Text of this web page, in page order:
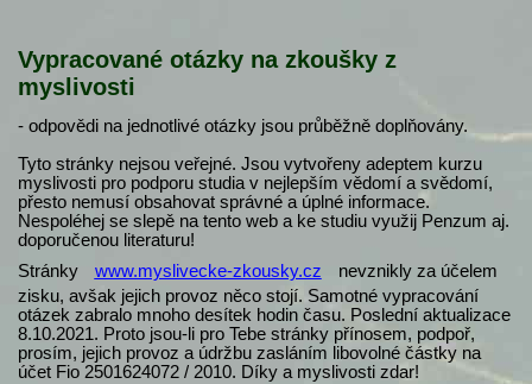
Vypracované otázky na zkoušky z
myslivosti
- odpovědi na jednotlivé otázky jsou průběžně doplňovány.
Tyto stránky nejsou veřejné. Jsou vytvořeny adeptem kurzu
myslivosti pro podporu studia v nejlepším vědomí a svědomí,
přesto nemusí obsahovat správné a úplné informace.
Nespoléhej se slepě na tento web a ke studiu využij Penzum aj.
doporučenou literaturu!
Stránky
www.myslivecke-zkousky.cz
nevznikly za účelem
zisku, avšak jejich provoz něco stojí. Samotné vypracování
otázek zabralo mnoho desítek hodin času. Poslední aktualizace
8.10.2021. Proto jsou-li pro Tebe stránky přínosem, podpoř,
prosím, jejich provoz a údržbu zasláním libovolné částky na
účet Fio 2501624072 / 2010. Díky a myslivosti zdar!